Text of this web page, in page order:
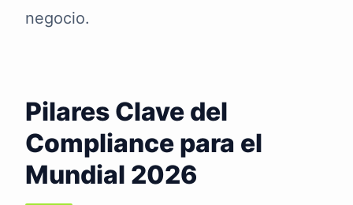
negocio.
Pilares Clave del
Compliance para el
Mundial 2026